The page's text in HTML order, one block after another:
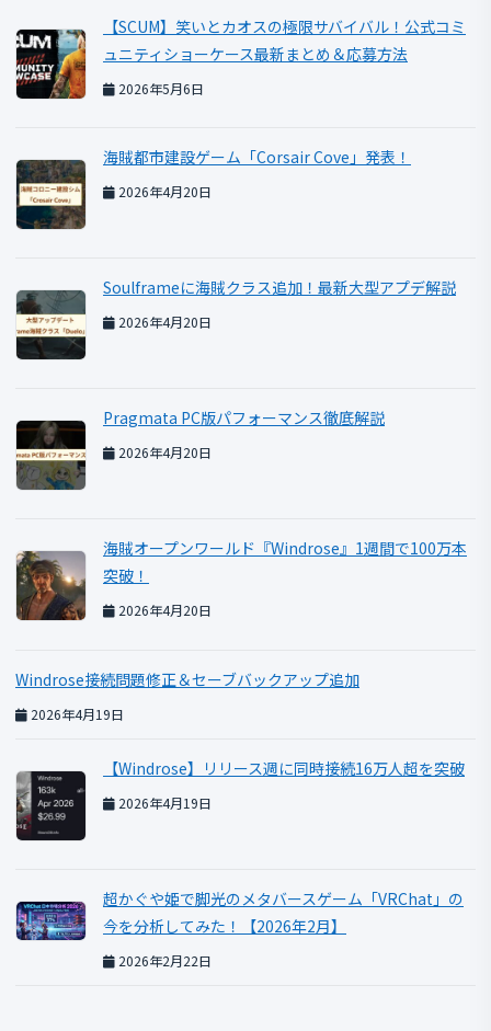
【SCUM】笑いとカオスの極限サバイバル！公式コミ
ュニティショーケース最新まとめ＆応募方法
2026年5月6日
海賊都市建設ゲーム「Corsair Cove」発表！
2026年4月20日
Soulframeに海賊クラス追加！最新大型アプデ解説
2026年4月20日
Pragmata PC版パフォーマンス徹底解説
2026年4月20日
海賊オープンワールド『Windrose』1週間で100万本
突破！
2026年4月20日
Windrose接続問題修正＆セーブバックアップ追加
2026年4月19日
【Windrose】リリース週に同時接続16万人超を突破
2026年4月19日
超かぐや姫で脚光のメタバースゲーム「VRChat」の
今を分析してみた！【2026年2月】
2026年2月22日